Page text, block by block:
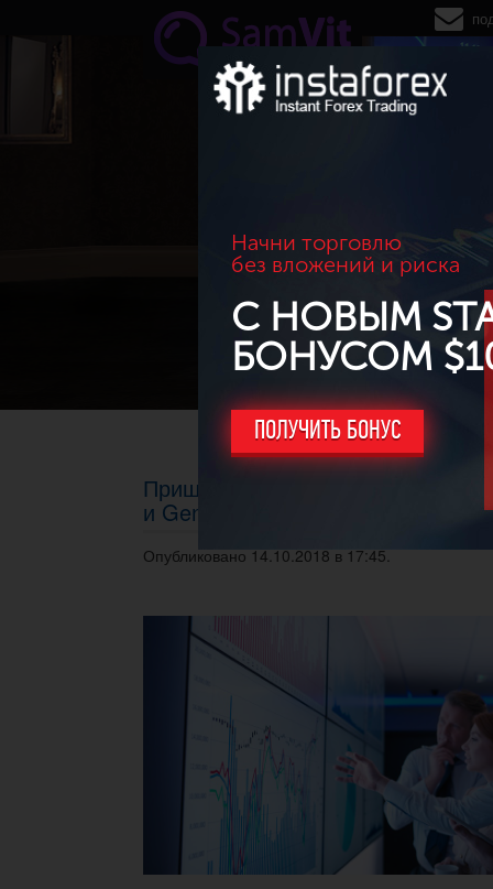
Перейти к основному содержанию
Начни торговлю
без вложений и риска
С НОВЫМ
БОНУСОМ
ПОЛУЧИТЬ БОНУС
Пришло время для покупки
и General Electric
Опубликовано 14.10.2018 в 17:45.